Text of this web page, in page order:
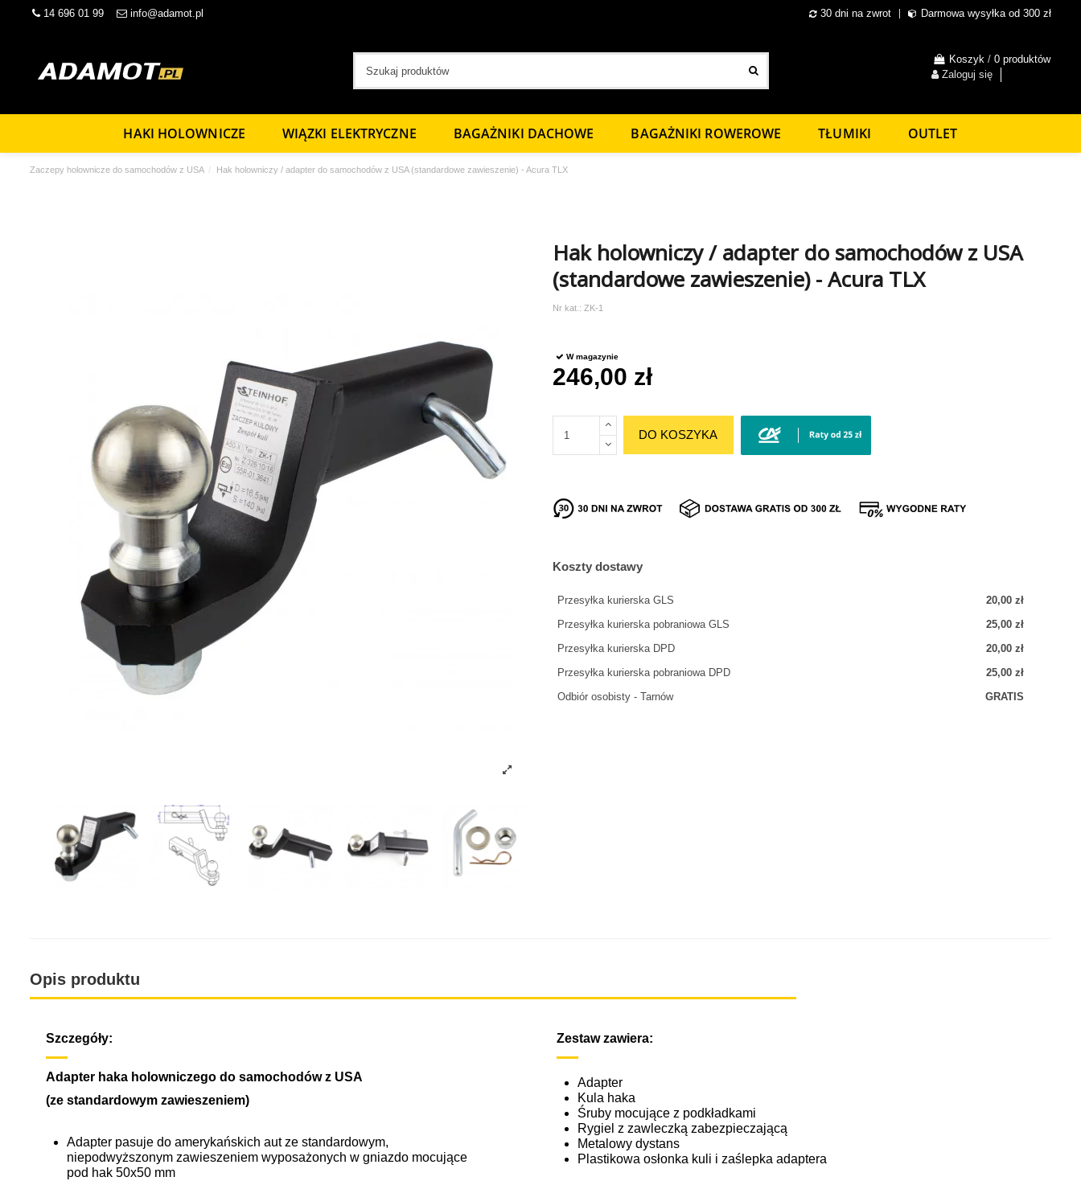
14 696 01 99 info@adamot.pl 30 dni na zwrot Darmowa wysyłka od 300 zł
Koszyk / 0 produktów
Zaloguj się
HAKI HOLOWNICZE WIĄZKI ELEKTRYCZNE BAGAŻNIKI DACHOWE BAGAŻNIKI ROWEROWE TŁUMIKI OUTLET
Zaczepy holownicze do samochodów z USA Hak holowniczy / adapter do samochodów z USA (standardowe zawieszenie) - Acura TLX
Hak holowniczy / adapter do samochodów z USA
(standardowe zawieszenie) - Acura TLX
Nr kat.: ZK-1
W magazynie
246,00 zł
DO KOSZYKA
Koszty dostawy
Przesyłka kurierska GLS
20,00 zł
Przesyłka kurierska pobraniowa GLS
25,00 zł
Przesyłka kurierska DPD
20,00 zł
Przesyłka kurierska pobraniowa DPD
25,00 zł
Odbiór osobisty - Tarnów
GRATIS
Opis produktu
Szczegóły:
Adapter haka holowniczego do samochodów z USA
(ze standardowym zawieszeniem)
Adapter pasuje do amerykańskich aut ze standardowym,
niepodwyższonym zawieszeniem wyposażonych w gniazdo mocujące
pod hak 50x50 mm
Zestaw zawiera:
Adapter
Kula haka
Śruby mocujące z podkładkami
Rygiel z zawleczką zabezpieczającą
Metalowy dystans
Plastikowa osłonka kuli i zaślepka adaptera